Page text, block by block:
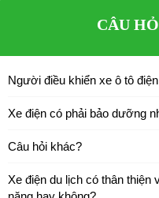
CÂU
Người điều khiển xe ô tô
Xe điện có phải bảo dưỡng
Câu hỏi khác?
Xe điện du lịch có thân